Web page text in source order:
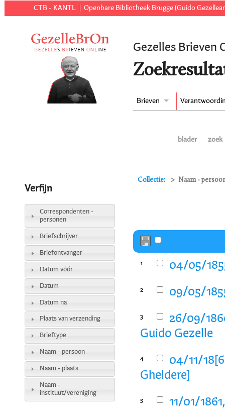
CTB - KANTL Openbare Bibliotheek Brugge (Guido
Gezelles Brieven
Brieven
blader zoek
Collectie: Naam -
1 04/05/
2 09/05/
3
26/09/
Guido Gezelle
4
04/11/
Gheldere]
5 11/01/
Verfijn
Correspondenten -
personen
Briefschrijver
Briefontvanger
Datum vóór
Datum
Datum na
Plaats van verzending
Brieftype
Naam - persoon
Naam - plaats
Naam -
instituut/vereniging